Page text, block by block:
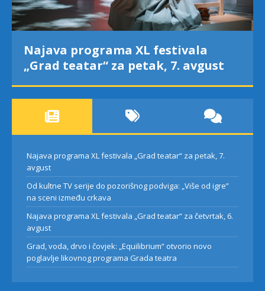
Najava programa XL festivala
„Grad teatar“ za petak, 7. avgust
Najava programa XL festivala „Grad teatar“ za petak, 7.
avgust
Od kultne TV serije do pozorišnog podviga: „Više od igre”
na sceni između crkava
Najava programa XL festivala „Grad teatar“ za četvrtak, 6.
avgust
Grad, voda, drvo i čovjek: „Equilibrium“ otvorio novo
poglavlje likovnog programa Grada teatra